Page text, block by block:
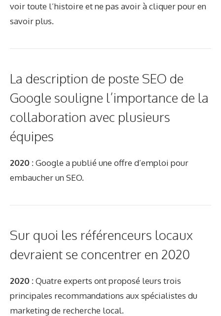
voir toute l’histoire et ne pas avoir à cliquer pour en
savoir plus.
La description de poste SEO de
Google souligne l’importance de la
collaboration avec plusieurs
équipes
2020 :Google a publié une offre d’emploi pour
embaucher un SEO.
Sur quoi les référenceurs locaux
devraient se concentrer en 2020
2020 :Quatre experts ont proposé leurs trois
principales recommandations aux spécialistes du
marketing de recherche local.